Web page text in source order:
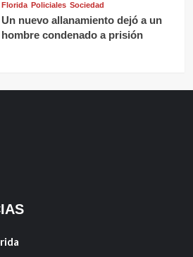
Florida Policiales Sociedad
Un nuevo allanamiento dejó a un
hombre condenado a prisión